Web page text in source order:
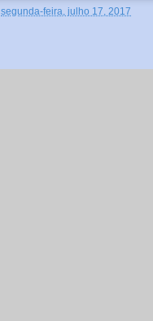
segunda-feira, julho 17, 2017